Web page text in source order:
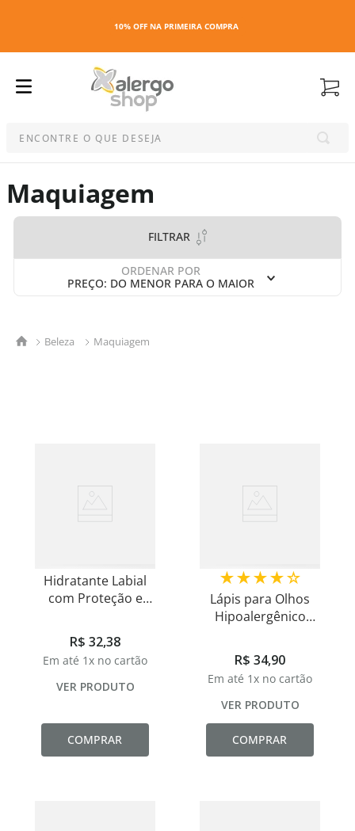
10% OFF NA PRIMEIRA COMPRA
Maquiagem
FILTRAR
ORDENAR POR
PREÇO: DO MENOR PARA O MAIOR
Beleza Maquiagem
Hidratante Labial
com Proteção e
Profunda Uso
Diário
R$ 32,38
Em até 1x no cartão
VER PRODUTO
COMPRAR
★★★★☆
Lápis para Olhos
Hipoalergênico
R$ 34,90
Em até 1x no cartão
VER PRODUTO
COMPRAR
1º kit
2º esmalte
capa colchao antiacaro
capa colchão
7
travesseiro